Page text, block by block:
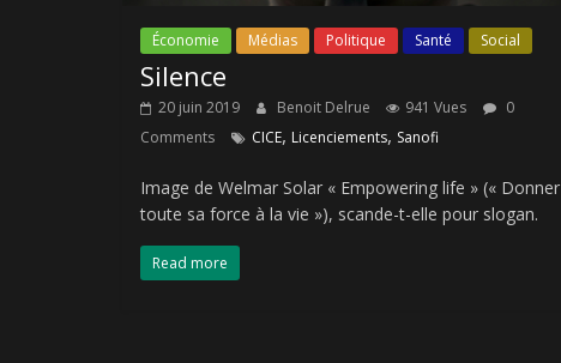
Économie Médias Politique Santé Social
Silence
20 juin 2019 Benoit Delrue 941 Vues
0
Comments
CICE, Licenciements, Sanofi
Image de Welmar Solar « Empowering life » (« Donner
toute sa force à la vie »), scande-t-elle pour slogan.
Read more